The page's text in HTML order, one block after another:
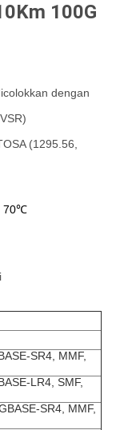
100G
dengan
(1295.56,
70℃
SR4, MMF,
LR4, SMF,
SR4, MMF,